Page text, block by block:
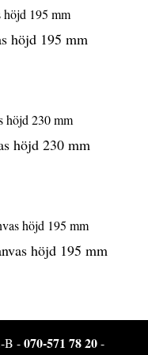
höjd 195 mm
höjd 230 mm
höjd 195 mm
B -070-571 78 20-